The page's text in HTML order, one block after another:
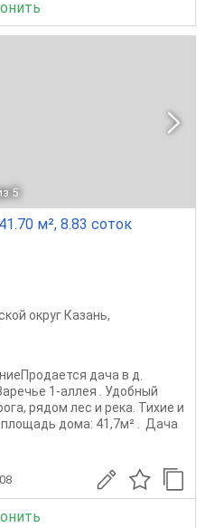
5
м², 8.83 соток
округ Казань,
дача в д.
1-аллея . Удoбный
pядом лес и река. Тихие и
дома: 41,7м² . Дача